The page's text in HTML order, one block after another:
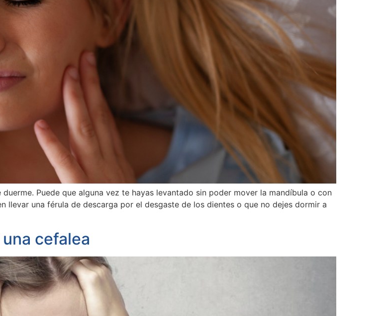
Puede que alguna vez te hayas levantado sin poder mover la mandíbula o con
llevar una férula de descarga por el desgaste de los dientes o que no dejes dormir a
cefalea